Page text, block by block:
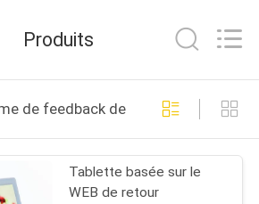
de queue
52
Produits
de feedback de la clientèle
Tablette basée sur le
WEB de retour